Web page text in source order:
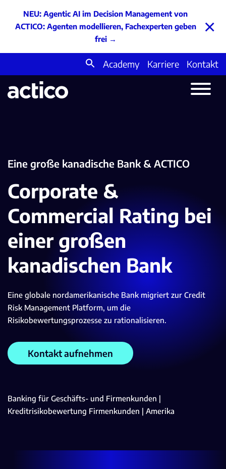
NEU: Agentic AI im Decision Management von
ACTICO: Agenten modellieren, Fachexperten geben
frei→
×
Search
for:
Academy Karriere Kontakt
Eine große kanadische Bank & ACTICO
Corporate &
Commercial Rating bei
einer großen
kanadischen Bank
Eine globale nordamerikanische Bank migriert zur Credit
Risk Management Platform, um die
Risikobewertungsprozesse zu rationalisieren.
Kontakt aufnehmen
Banking für Geschäfts- und Firmenkunden |
Kreditrisikobewertung Firmenkunden | Amerika